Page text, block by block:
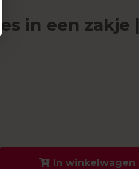
in een zakje |
In winkelwagen